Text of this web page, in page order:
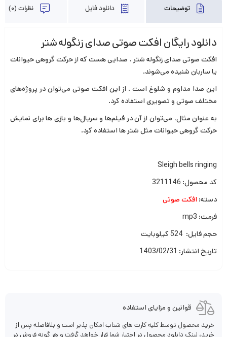
توضیحات دانلود فایل نظرات (0)
دانلود رایگان افکت صوتی صدای زنگوله شتر
افکت صوتی صدای زنگوله شتر ، صدایی هست که از حرکت گروهی حیوانات
یا ساربان شنیده می‌شوند.
این صدا مداوم و شلوغ است . از این افکت صوتی می‌توان در پروژه‌های
مختلف صوتی و تصویری استفاده کرد.
به عنوان مثال، می‌توان از آن در فیلم‌ها و سریال‌ها و بازی ها برای نمایش
حرکت گروهی حیوانات مثل شتر ها استفاده کرد.
Sleigh bells ringing
کد محصول: 3211146
دسته: افکت صوتی
فرمت: mp3
حجم فایل: 524 کیلوبایت
تاریخ انتشار: 1403/02/31
قوانین و مزایای استفاده
خرید محصول توسط کلیه کارت های شتاب امکان پذیر است و بلافاصله پس از
خرید، لینک دانلود محصول در اختیار شما قرار خواهد گرفت و هر گونه فروش در